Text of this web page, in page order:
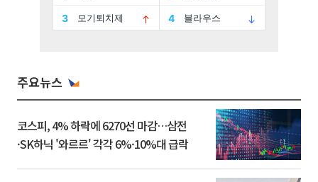
주요뉴스
코스피, 4% 하락에 6270선 마감…삼전
·SK하닉 '와르르' 각각 6%·10%대 급락